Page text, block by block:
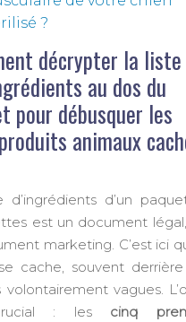
?
décrypter la liste
au dos du
pour débusquer les
animaux
d’ingrédients d’un
est un document
marketing. C’est ici
cache, souvent
vagues.
: les cinq